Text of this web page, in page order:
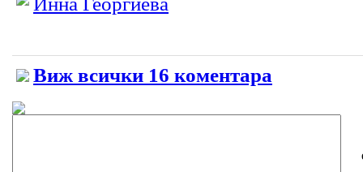
Виж всички 16 коментара